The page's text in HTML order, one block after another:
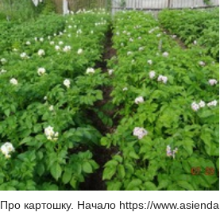
Про картошку. Начало https://